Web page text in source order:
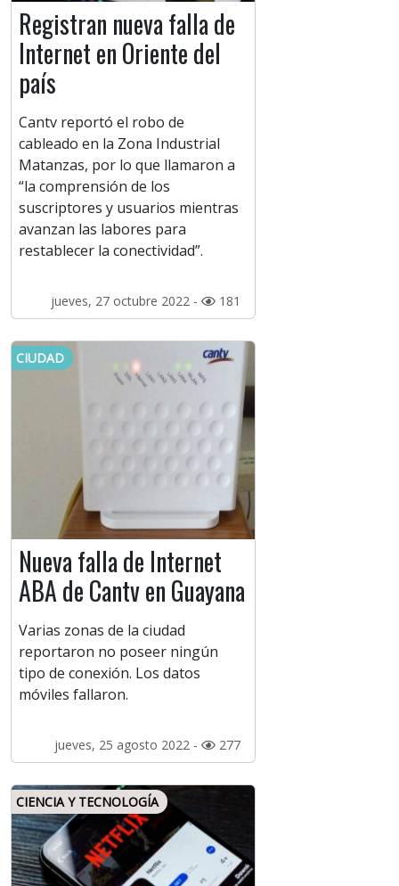
Registran nueva falla de
Internet en Oriente del
país
Cantv reportó el robo de
cableado en la Zona Industrial
Matanzas, por lo que llamaron a
“la comprensión de los
suscriptores y usuarios mientras
avanzan las labores para
restablecer la conectividad”.
jueves, 27 octubre 2022 - 181
CIUDAD
Nueva falla de Internet
ABA de Cantv en Guayana
Varias zonas de la ciudad
reportaron no poseer ningún
tipo de conexión. Los datos
móviles fallaron.
jueves, 25 agosto 2022 - 277
CIENCIA Y TECNOLOGÍA